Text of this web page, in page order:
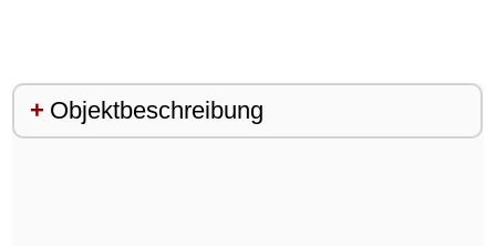
Objektbeschreibung